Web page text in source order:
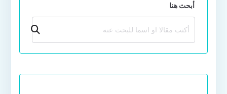
أبحث هنا
بحث